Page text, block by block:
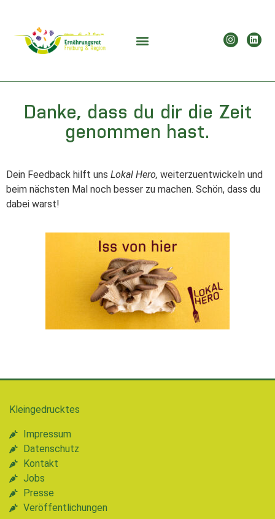
Danke, dass du dir die Zeit
genommen hast.
Dein Feedback hilft uns Lokal Hero, weiterzuentwickeln und
beim nächsten Mal noch besser zu machen. Schön, dass du
dabei warst!
Kleingedrucktes
Impressum
Datenschutz
Kontakt
Jobs
Presse
Veröffentlichungen